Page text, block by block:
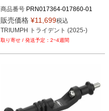
商品番号 PRN017364-017860-01
販売価格 ¥11,699税込
TRIUMPH トライデント (2025-)
2~4週間